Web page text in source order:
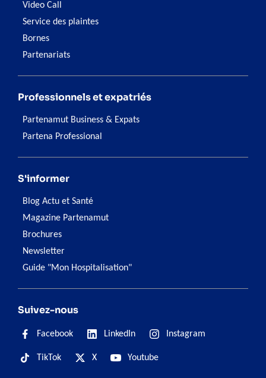
Video Call
Service des plaintes
Bornes
Partenariats
Professionnels et expatriés
Partenamut Business & Expats
Partena Professional
S'informer
Blog Actu et Santé
Magazine Partenamut
Brochures
Newsletter
Guide "Mon Hospitalisation"
Suivez-nous
Facebook LinkedIn Instagram
TikTok X Youtube